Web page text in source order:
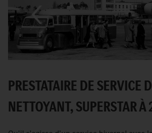
PRESTATAIRE DE SERVICE
NETTOYANT, SUPERSTAR À